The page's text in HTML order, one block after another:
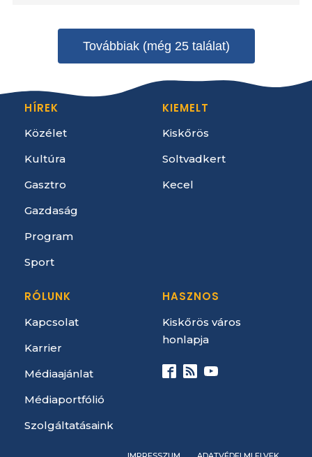
Továbbiak (még 25 találat)
HÍREK
Közélet
Kultúra
Gasztro
Gazdaság
Program
Sport
KIEMELT
Kiskőrös
Soltvadkert
Kecel
RÓLUNK
Kapcsolat
Karrier
Médiaajánlat
Médiaportfólió
Szolgáltatásaink
HASZNOS
Kiskőrös város
honlapja